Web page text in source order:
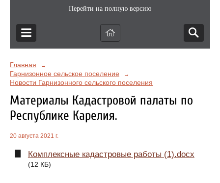
Перейти на полную версию
Главная →
Гарнизонное сельское поселение →
Новости Гарнизонного сельского поселения
Материалы Кадастровой палаты по
Республике Карелия.
20 августа 2021 г.
Комплексные кадастровые работы (1).docx
(12 КБ)